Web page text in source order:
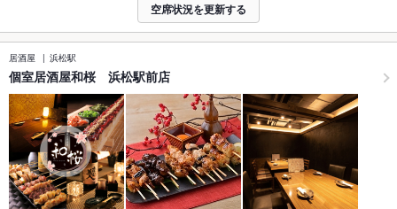
空席状況を更新する
居酒屋 浜松駅
個室居酒屋和桜 浜松駅前店